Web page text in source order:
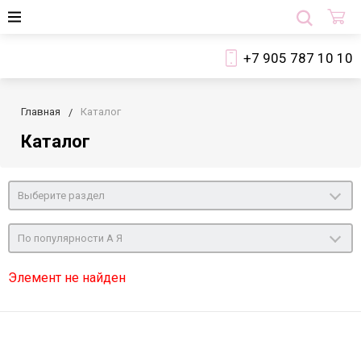
+7 905 787 10 10
Главная Каталог
Каталог
Выберите раздел
По популярности А Я
Элемент не найден